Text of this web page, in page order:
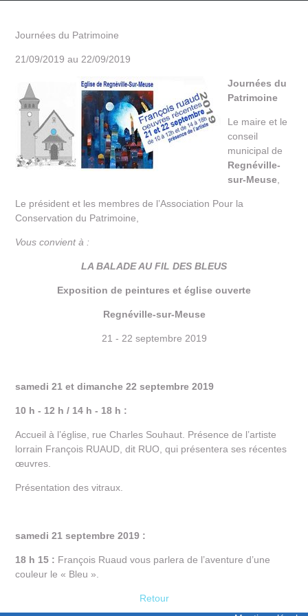
Journées du Patrimoine
21/09/2019 au 22/09/2019
Journées du
Patrimoine
Le maire et le
conseil
municipal de
Regnéville-
sur-Meuse
Le président et les membres de l’Association Pour la
Conservation du Patrimoine,
Vous convient à :
LA BALADE AU FIL DES BLEUS
Exposition de peintures et église ouverte
Regnéville-sur-Meuse
21 - 22 septembre 2019
samedi 21 et dimanche 22 septembre 2019
10 h - 12 h / 14 h - 18 h :
Accueil à l’église, rue Charles Souhaut. Présence de l’artiste
lorrain François RUAUD, dit RUO, qui présentera ses récentes
œuvres.
Présentation des vitraux.
samedi 21 septembre 2019 :
18 h 15 : François Ruaud vous parlera de l’aventure d’une
couleur le « Bleu ».
Retour